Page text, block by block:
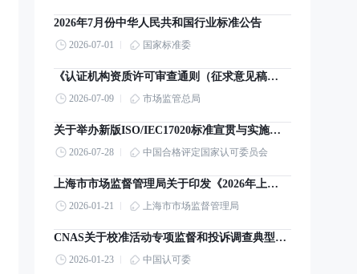
2026年7月份中华人民共和国行业标准公告
2026-07-01 国家标准委
《认证机构资质许可审查通则（征求意见稿）》意见的公告
2026-07-09 市场监管总局
关于举办新版ISO/IEC17020标准宣贯与实施培训的通知
2026-07-28 中国合格评定国家认可委员会
上海市市场监督管理局关于印发《2026年上海市产品质量监督抽查计划》的通知
2026-01-21 上海市市场监督管理局
CNAS关于校准活动专项监督和投诉调查典型案例警示 [2026]第1期
2026-01-23 中国认可委